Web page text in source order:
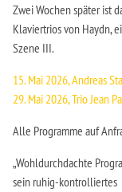
Zwei Wochen später ist
Klaviertrios von Haydn,
Szene III.
15. Mai 2026, Andreas
29. Mai 2026, Trio Jean
Alle Programme auf
„Wohldurchdachte
sein ruhig-kontrolliertes